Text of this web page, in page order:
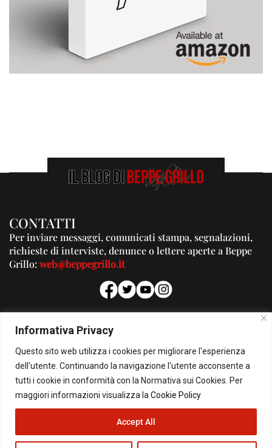
Informativa Privacy
Questo sito web utilizza i cookies per migliorare l'esperienza
dell'utente. Continuando la navigazione l'utente acconsente a
tutti i cookie in conformità con la Normativa sui Cookies. Per
maggiori informazioni visualizza la Cookie Policy
Accept All
CONTATTI
Per inviare messaggi, comunicati stampa, segnalazioni,
richieste di interviste, denunce o lettere aperte a Beppe
Grillo:web@beppegrillo.it
PUBBLICITA'
Per la tua pubblicità su questo Blog:
pubblicita@beppegrillo.it
© Copyright 2026 - Il Blog di Beppe Grillo. All Rights Reserved - Powered by
happygrafic.com